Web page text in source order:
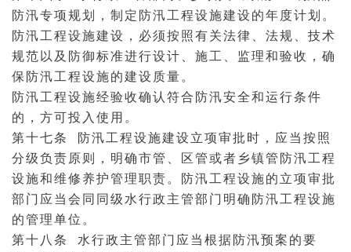
防汛专项规划，制定防汛工程设施建设的年度计划。
防汛工程设施建设，必须按照有关法律、法规、技术
规范以及防御标准进行设计、施工、监理和验收，确
保防汛工程设施的建设质量。
防汛工程设施经验收确认符合防汛安全和运行条件
的，方可投入使用。
第十七条 防汛工程设施建设立项审批时，应当按照
分级负责原则，明确市管、区管或者乡镇管防汛工程
设施和维修养护管理职责。防汛工程设施的立项审批
部门应当会同同级水行政主管部门明确防汛工程设施
的管理单位。
第十八条 水行政主管部门应当根据防汛预案的要